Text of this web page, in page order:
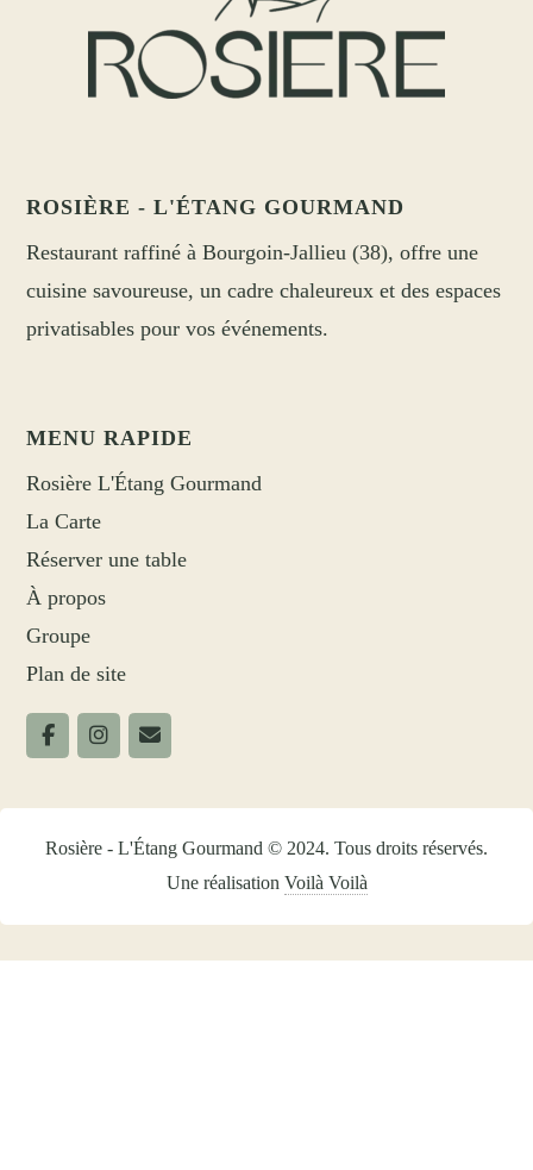
ROSIÈRE - L'ÉTANG GOURMAND
Restaurant raffiné à Bourgoin-Jallieu (38), offre une
cuisine savoureuse, un cadre chaleureux et des espaces
privatisables pour vos événements.
MENU RAPIDE
Rosière L'Étang Gourmand
La Carte
Réserver une table
À propos
Groupe
Plan de site
Rosière - L'Étang Gourmand © 2024. Tous droits réservés.
Une réalisation Voilà Voilà